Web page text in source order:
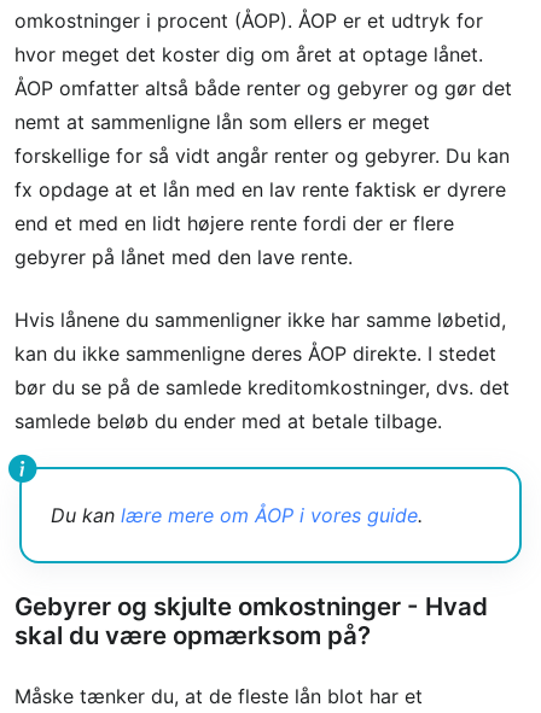
omkostninger i procent (ÅOP). ÅOP er et udtryk for
hvor meget det koster dig om året at optage lånet.
ÅOP omfatter altså både renter og gebyrer og gør det
nemt at sammenligne lån som ellers er meget
forskellige for så vidt angår renter og gebyrer. Du kan
fx opdage at et lån med en lav rente faktisk er dyrere
end et med en lidt højere rente fordi der er flere
gebyrer på lånet med den lave rente.
Hvis lånene du sammenligner ikke har samme løbetid,
kan du ikke sammenligne deres ÅOP direkte. I stedet
bør du se på de samlede kreditomkostninger, dvs. det
samlede beløb du ender med at betale tilbage.
Du kan lære mere om ÅOP i vores guide.
Gebyrer og skjulte omkostninger - Hvad
skal du være opmærksom på?
Måske tænker du, at de fleste lån blot har et